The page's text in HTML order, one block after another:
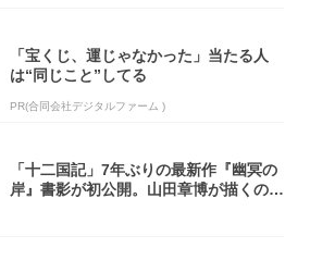
「宝くじ、運じゃなかった」当たる人
は“同じこと”してる
PR(合同会社デジタルファーム )
「十二国記」7年ぶりの最新作『幽冥の
岸』書影が初公開。山田章博が描くのは